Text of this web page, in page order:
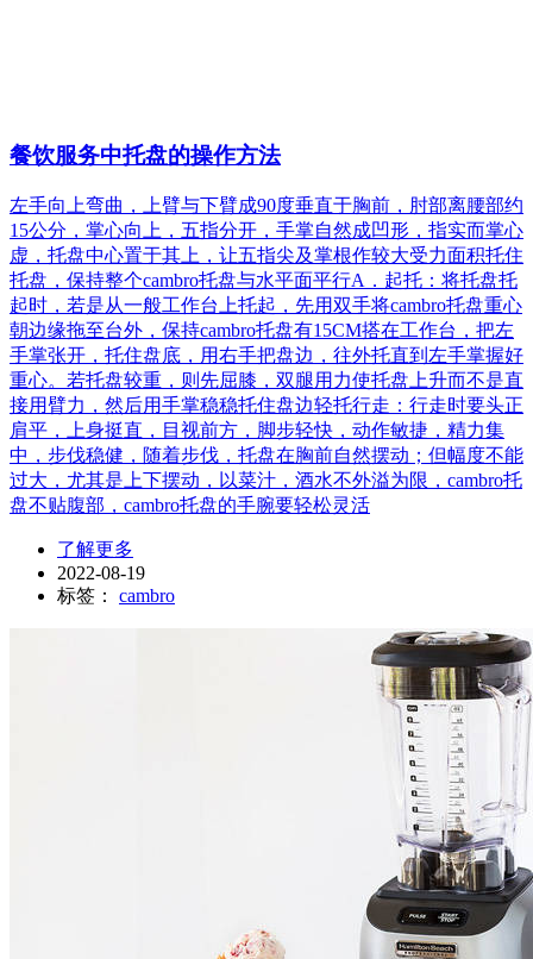
餐饮服务中托盘的操作方法
左手向上弯曲，上臂与下臂成90度垂直于胸前，肘部离腰部约
15公分，掌心向上，五指分开，手掌自然成凹形，指实而掌心
虚，托盘中心置于其上，让五指尖及掌根作较大受力面积托住
托盘，保持整个cambro托盘与水平面平行A．起托：将托盘托
起时，若是从一般工作台上托起，先用双手将cambro托盘重心
朝边缘拖至台外，保持cambro托盘有15CM搭在工作台，把左
手掌张开，托住盘底，用右手把盘边，往外托直到左手掌握好
重心。若托盘较重，则先屈膝，双腿用力使托盘上升而不是直
接用臂力，然后用手掌稳稳托住盘边轻托行走：行走时要头正
肩平，上身挺直，目视前方，脚步轻快，动作敏捷，精力集
中，步伐稳健，随着步伐，托盘在胸前自然摆动；但幅度不能
过大，尤其是上下摆动，以菜汁，酒水不外溢为限，cambro托
盘不贴腹部，cambro托盘的手腕要轻松灵活
了解更多
2022-08-19
标签：
cambro